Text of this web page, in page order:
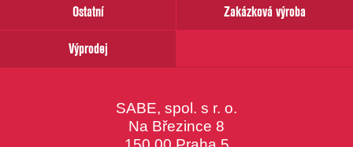
Ostatní
Zakázková výroba
Výprodej
SABE, spol. s r. o.
Na Březince 8